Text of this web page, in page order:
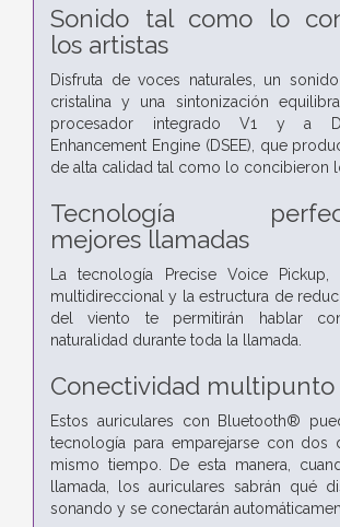
Sonido tal como lo
los artistas
Disfruta de voces naturales, un
cristalina y una sintonización
procesador integrado V1 y a
Enhancement Engine (DSEE), que
de alta calidad tal como lo concibieron
Tecnología
mejores llamadas
La tecnología Precise Voice
multidireccional y la estructura de
del viento te permitirán hablar
naturalidad durante toda la llamada.
Conectividad multipunto
Estos auriculares con Bluetooth®
tecnología para emparejarse con dos
mismo tiempo. De esta manera,
llamada, los auriculares sabrán qué
sonando y se conectarán